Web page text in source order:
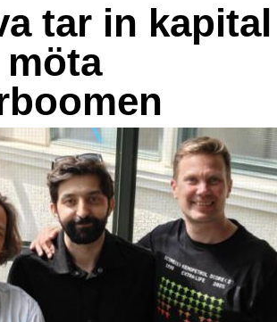
tar in kapital